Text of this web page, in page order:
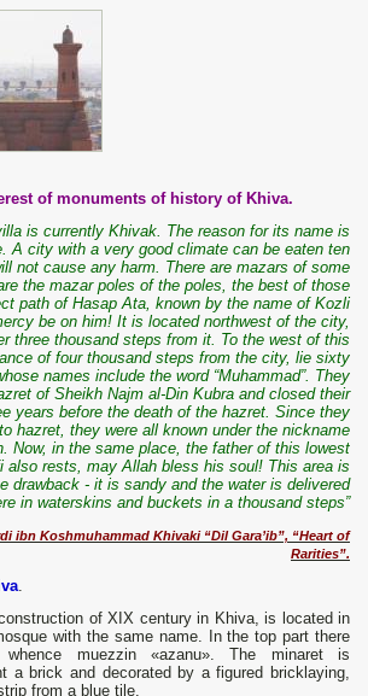
of monuments of history of Khiva.
is currently Khivak. The reason for its name is
A city with a very good climate can be eaten ten
not cause any harm. There are mazars of some
the mazar poles of the poles, the best of those
path of Hasap Ata, known by the name of Kozli
be on him! It is located northwest of the city,
three thousand steps from it. To the west of this
of four thousand steps from the city, lie sixty
names include the word “Muhammad”. They
of Sheikh Najm al-Din Kubra and closed their
years before the death of the hazret. Since they
hazret, they were all known under the nickname
Now, in the same place, the father of this lowest
also rests, may Allah bless his soul! This area is
drawback - it is sandy and the water is delivered
in waterskins and buckets in a thousand steps”
ibn Koshmuhammad Khivaki “Dil Gara’ib”, “Heart of
Rarities”.
.
of XIX century in Khiva, is located in
with the same name. In the top part there
muezzin «azanu». The minaret is
a brick and decorated by a figured bricklaying,
from a blue tile.